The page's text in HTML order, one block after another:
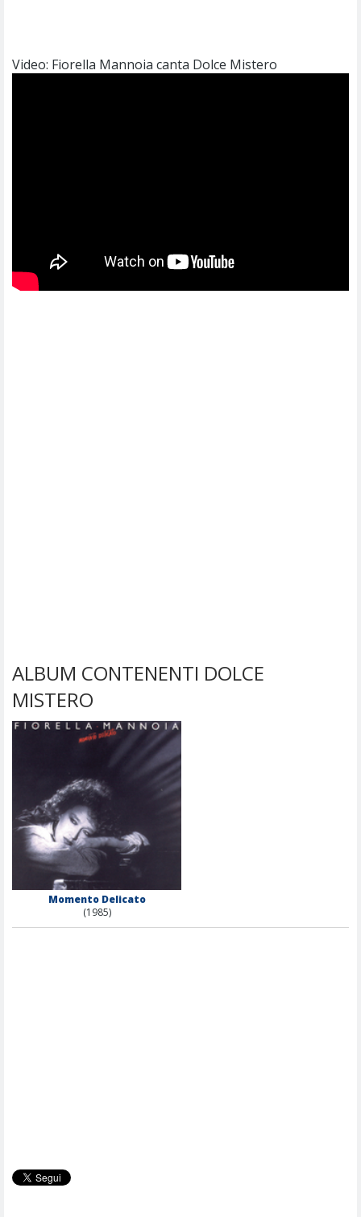
Video: Fiorella Mannoia canta Dolce Mistero
ALBUM CONTENENTI DOLCE
MISTERO
Momento Delicato
(1985)